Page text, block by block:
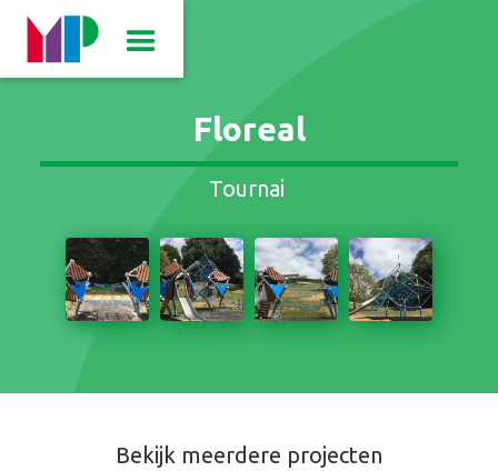
Floreal
Tournai
Bekijk meerdere projecten